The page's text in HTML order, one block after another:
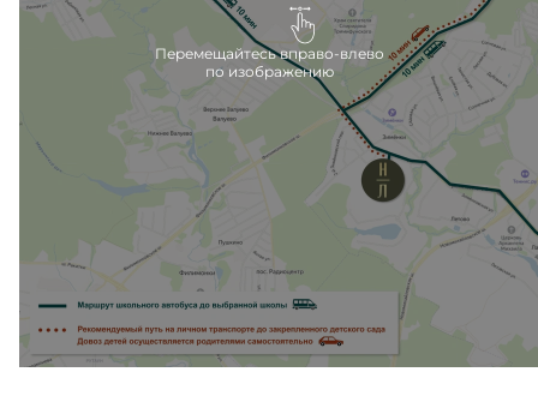
Перемещайтесь вправо-влево
по изображению